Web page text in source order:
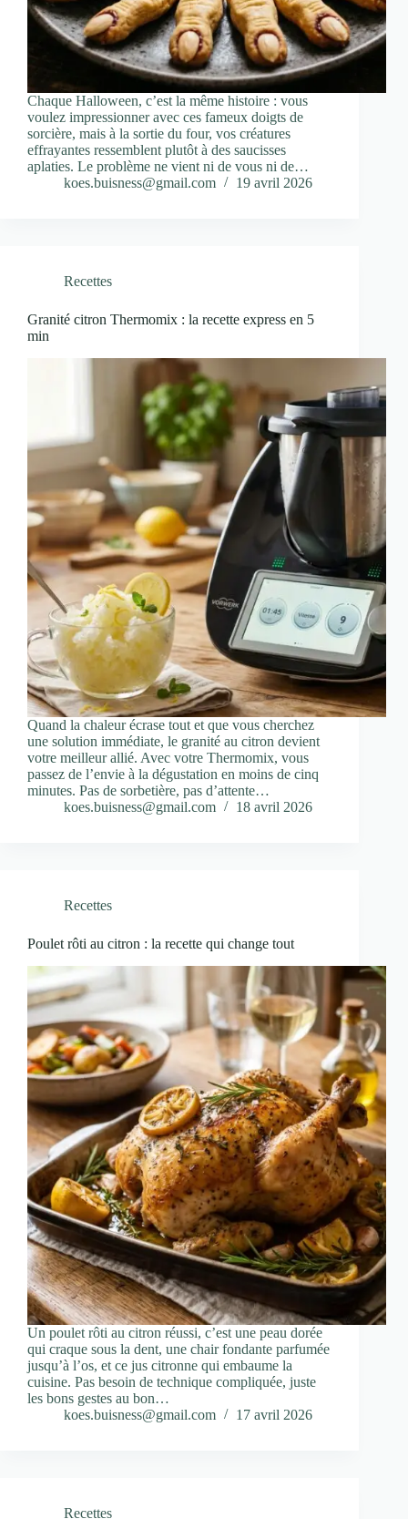
Chaque Halloween, c’est la même histoire : vous
voulez impressionner avec ces fameux doigts de
sorcière, mais à la sortie du four, vos créatures
effrayantes ressemblent plutôt à des saucisses
aplaties. Le problème ne vient ni de vous ni de…
koes.buisness@gmail.com
19 avril 2026
Recettes
Granité citron Thermomix : la recette express en 5
min
Quand la chaleur écrase tout et que vous cherchez
une solution immédiate, le granité au citron devient
votre meilleur allié. Avec votre Thermomix, vous
passez de l’envie à la dégustation en moins de cinq
minutes. Pas de sorbetière, pas d’attente…
koes.buisness@gmail.com
18 avril 2026
Recettes
Poulet rôti au citron : la recette qui change tout
Un poulet rôti au citron réussi, c’est une peau dorée
qui craque sous la dent, une chair fondante parfumée
jusqu’à l’os, et ce jus citronne qui embaume la
cuisine. Pas besoin de technique compliquée, juste
les bons gestes au bon…
koes.buisness@gmail.com
17 avril 2026
Recettes